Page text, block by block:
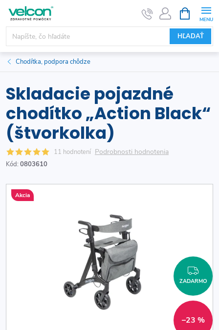
obsah
HĽADAŤ
KOŠÍK
Chodítka, podpora chôdze
Skladacie pojazdné
chodítko „Action Black“
(štvorkolka)
11 hodnotení Podrobnosti hodnotenia
Kód: 0803610
Akcia
ZADARMO
–23 %